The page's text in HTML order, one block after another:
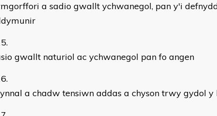
a sadio gwallt ychwanegol, pan y'i
gwallt naturiol ac ychwanegol pan fo angen
a chadw tensiwn addas a chyson trwy gydol y